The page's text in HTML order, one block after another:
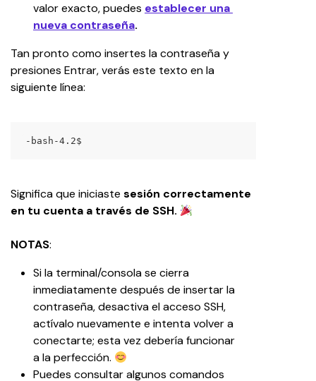
valor exacto, puedes establecer una
nueva contraseña.
Tan pronto como insertes la contraseña y
presiones Entrar, verás este texto en la
siguiente línea:
-bash-4.2$
Significa que iniciaste sesión correctamente
en tu cuenta a través de SSH.
NOTAS:
Si la terminal/consola se cierra
inmediatamente después de insertar la
contraseña, desactiva el acceso SSH,
actívalo nuevamente e intenta volver a
conectarte; esta vez debería funcionar
a la perfección.
Puedes consultar algunos comandos